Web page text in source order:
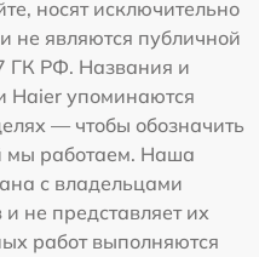
носят исключительно
не являются публичной
ГК РФ. Названия и
Haier упоминаются
— чтобы обозначить
мы работаем. Наша
с владельцами
не представляет их
работ выполняются